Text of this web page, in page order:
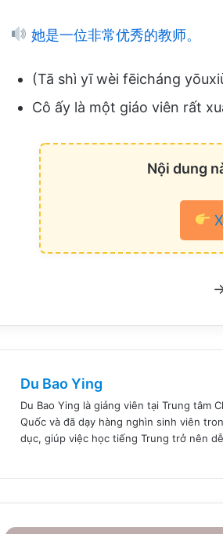
她是一位非常优秀的教师。
(Tā shì yī wèi fēicháng
Cô ấy là một giáo viên rất
Nội dung
Du Bao Ying
Du Bao Ying là giảng viên tại Trung tâm
Quốc và đã dạy hàng nghìn sinh viên
dục, giúp việc học tiếng Trung trở nên